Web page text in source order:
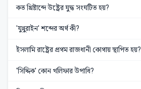
কত খ্রিষ্টাব্দে উষ্ট্রের যুদ্ধ সংঘটিত হয়?
'যুন্নুরাইন' শব্দের অর্থ কী?
ইসলামি রাষ্ট্রের প্রথম রাজধানী কোথায় স্থাপিত হয়?
'সিদ্দিক' কোন খলিফার উপাধি?